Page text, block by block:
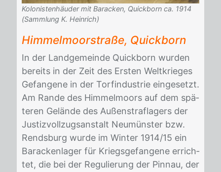
Kolonistenhäuder mit Baracken, Quickborn ca. 1914
(Sammlung K. Heinrich)
Him­mel­moor­stra­ße, Quick­born
In der Land­ge­mein­de Quick­born wur­den
be­reits in der Zeit des Ers­ten Welt­krie­ges
Ge­fan­ge­ne in der Tor­f­in­dus­trie ein­ge­setzt.
Am Ran­de des Him­mel­moors auf dem spä­
te­ren Ge­län­de des Au­ßen­straf­la­gers der
Jus­tiz­voll­zugs­an­stalt Neu­müns­ter bzw.
Rends­burg wur­de im Win­ter 1914/​15 ein
Ba­ra­cken­la­ger für Kriegs­ge­fan­ge­ne er­rich­
tet, die bei der Re­gu­lie­rung der Pinnau, der